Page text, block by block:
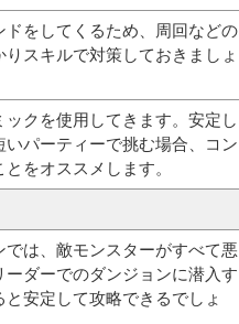
をしてくるため、周回などの
スキルで対策しておきましょ
クを使用してきます。安定し
パーティーで挑む場合、コン
をオススメします。
は、敵モンスターがすべて悪
ダーでのダンジョンに潜入す
安定して攻略できるでしょ